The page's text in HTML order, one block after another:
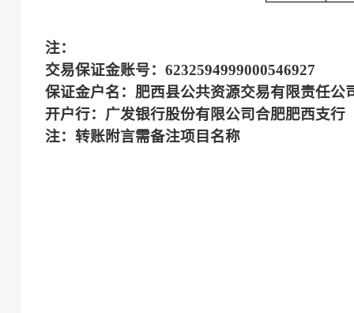
注：
交易保证金账号： 6232594999000546927
保证金户名：肥西县公共资源交易有限责任公
开户行：广发银行股份有限公司合肥肥西支行
注：转账附言需备注项目名称